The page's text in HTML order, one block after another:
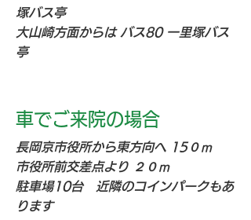
塚バス亭
大山崎方面からは バス80 一里塚バス
亭
車でご来院の場合
長岡京市役所から東方向へ 15０ｍ
市役所前交差点より ２０ｍ
駐車場10台 近隣のコインパークもあ
ります